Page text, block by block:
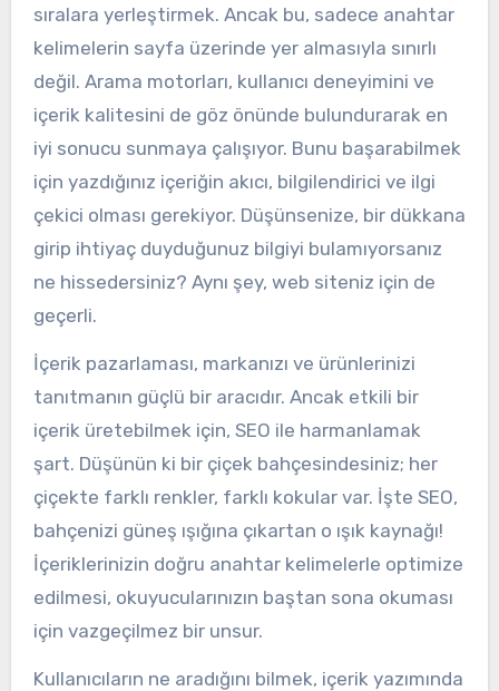
sıralara yerleştirmek. Ancak bu, sadece anahtar
kelimelerin sayfa üzerinde yer almasıyla sınırlı
değil. Arama motorları, kullanıcı deneyimini ve
içerik kalitesini de göz önünde bulundurarak en
iyi sonucu sunmaya çalışıyor. Bunu başarabilmek
için yazdığınız içeriğin akıcı, bilgilendirici ve ilgi
çekici olması gerekiyor. Düşünsenize, bir dükkana
girip ihtiyaç duyduğunuz bilgiyi bulamıyorsanız
ne hissedersiniz? Aynı şey, web siteniz için de
geçerli.
İçerik pazarlaması, markanızı ve ürünlerinizi
tanıtmanın güçlü bir aracıdır. Ancak etkili bir
içerik üretebilmek için, SEO ile harmanlamak
şart. Düşünün ki bir çiçek bahçesindesiniz; her
çiçekte farklı renkler, farklı kokular var. İşte SEO,
bahçenizi güneş ışığına çıkartan o ışık kaynağı!
İçeriklerinizin doğru anahtar kelimelerle optimize
edilmesi, okuyucularınızın baştan sona okuması
için vazgeçilmez bir unsur.
Kullanıcıların ne aradığını bilmek, içerik yazımında